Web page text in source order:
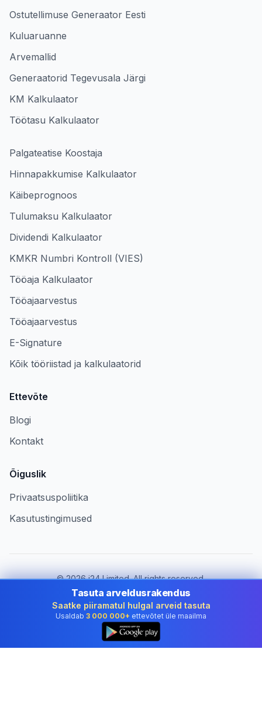
Ostutellimuse Generaator Eesti
Kuluaruanne
Arvemallid
Generaatorid Tegevusala Järgi
KM Kalkulaator
Töötasu Kalkulaator
Palgateatise Koostaja
Hinnapakkumise Kalkulaator
Käibeprognoos
Tulumaksu Kalkulaator
Dividendi Kalkulaator
KMKR Numbri Kontroll (VIES)
Tööaja Kalkulaator
Tööajaarvestus
Tööajaarvestus
E-Signature
Kõik tööriistad ja kalkulaatorid
Ettevõte
Blogi
Kontakt
Õiguslik
Privaatsuspoliitika
Kasutustingimused
©2026i24 Limited. All rights reserved.
Ettevõtetele riigis Estonia
Muuda riiki:
Estonia
Tasuta arveldusrakendus
Saatke piiramatul hulgal arveid tasuta
Usaldab 3 000 000+ ettevõtet üle maailma